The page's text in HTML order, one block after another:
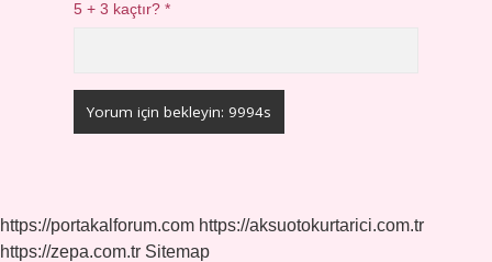
5 + 3 kaçtır?*
https://portakalforum.com https://aksuotokurtarici.com.tr
https://zepa.com.tr Sitemap